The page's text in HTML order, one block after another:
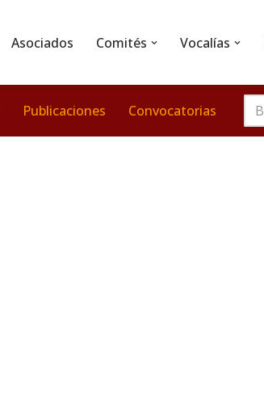
Asociados Comités Vocalías
Publicaciones Convocatorias